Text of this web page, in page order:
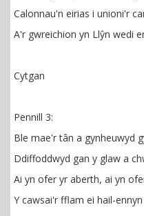
Calonnau'n eirias i unioni'r
A'r gwreichion yn Llŷn wedi
Cytgan
Pennill 3:
Ble mae'r tân a gynheuwyd
Ddiffoddwyd gan y glaw a
Ai yn ofer yr aberth, ai yn
Y cawsai'r fflam ei hail-